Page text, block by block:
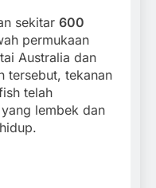
sekitar 600
permukaan
Australia dan
tersebut, tekanan
telah
lembek dan